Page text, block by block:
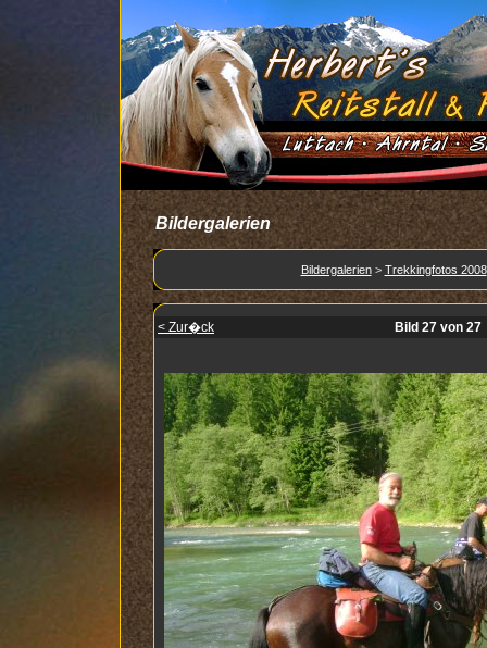
Bildergalerien
Bildergalerien> Trekkingfotos 2008
< Zur�ck Bild 27 von 27